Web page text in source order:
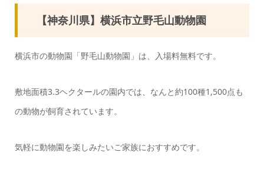
【神奈川県】横浜市立野毛山動物園
横浜市の動物園「野毛山動物園」は、入場料無料です。
敷地面積3.3ヘクタールの園内では、なんと約100種1,500点も
の動物が飼育されています。
気軽に動物園を楽しみたいご家族におすすめです。